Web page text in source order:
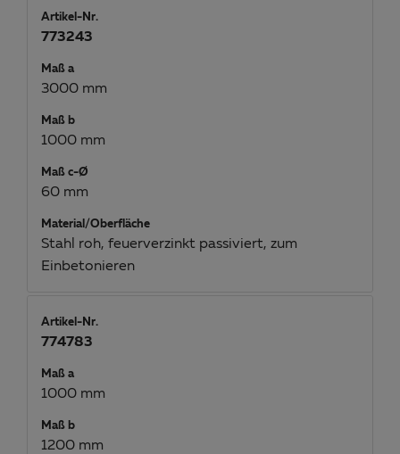
Artikel-Nr.
773243
Maß a
3000 mm
Maß b
1000 mm
Maß c-Ø
60 mm
Material/Oberfläche
Stahl roh, feuerverzinkt passiviert, zum
Einbetonieren
Artikel-Nr.
774783
Maß a
1000 mm
Maß b
1200 mm